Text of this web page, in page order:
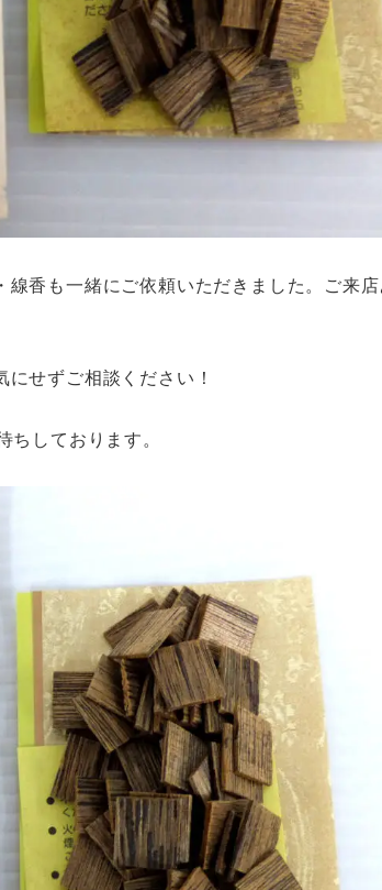
香も一緒にご依頼いただきました。ご来
せずご相談ください！
しております。